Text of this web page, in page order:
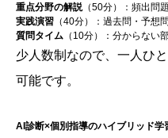
重点分野の解説（50分）：頻出問
実践演習 （40分）：過去問・予想
質問タイム （10分）：分からない
少人数制なので、一人ひ
可能です。
AI診断×個別指導のハイブリッド学